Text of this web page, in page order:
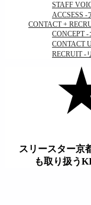
STAFF
ACCSESS -
CONTACT +
CONCEPT-
CONTACT
RECRUIT-
スリースター京
も取り扱う